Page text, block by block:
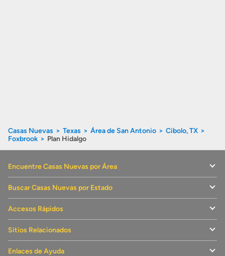
Casas Nuevas Texas Área de San Antonio
Cibolo, TX
Foxbrook
Plan Hidalgo
Encuentre Casas Nuevas por Área
Buscar Casas Nuevas por Estado
Accesos Rápidos
Sitios Relacionados
Enlaces de Ayuda